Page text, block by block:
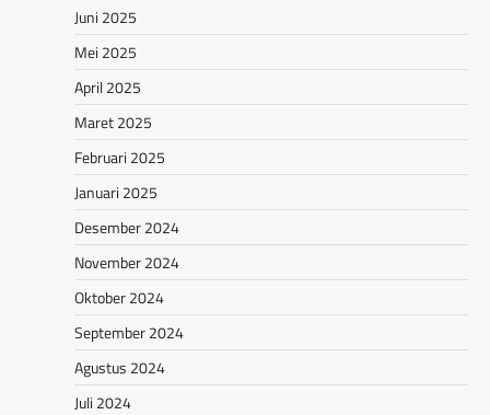
Juni 2025
Mei 2025
April 2025
Maret 2025
Februari 2025
Januari 2025
Desember 2024
November 2024
Oktober 2024
September 2024
Agustus 2024
Juli 2024